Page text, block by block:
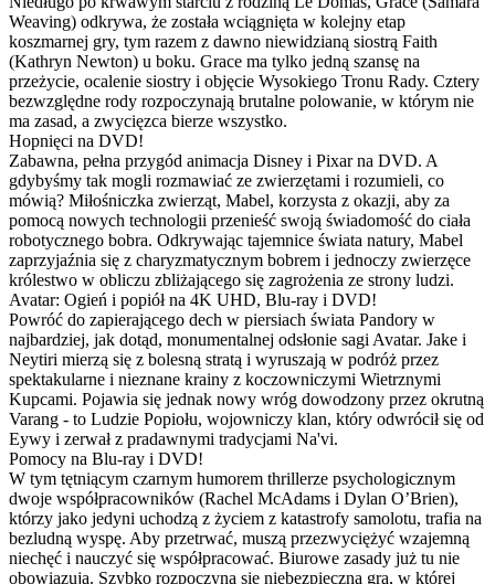
Weaving) odkrywa, że została wciągnięta w kolejny etap
koszmarnej gry, tym razem z dawno niewidzianą siostrą Faith
(Kathryn Newton) u boku. Grace ma tylko jedną szansę na
przeżycie, ocalenie siostry i objęcie Wysokiego Tronu Rady. Cztery
bezwzględne rody rozpoczynają brutalne polowanie, w którym nie
ma zasad, a zwycięzca bierze wszystko.
Hopnięci na DVD!
Zabawna, pełna przygód animacja Disney i Pixar na DVD. A
gdybyśmy tak mogli rozmawiać ze zwierzętami i rozumieli, co
mówią? Miłośniczka zwierząt, Mabel, korzysta z okazji, aby za
pomocą nowych technologii przenieść swoją świadomość do ciała
robotycznego bobra. Odkrywając tajemnice świata natury, Mabel
zaprzyjaźnia się z charyzmatycznym bobrem i jednoczy zwierzęce
królestwo w obliczu zbliżającego się zagrożenia ze strony ludzi.
Avatar: Ogień i popiół na 4K UHD, Blu-ray i DVD!
Powróć do zapierającego dech w piersiach świata Pandory w
najbardziej, jak dotąd, monumentalnej odsłonie sagi Avatar. Jake i
Neytiri mierzą się z bolesną stratą i wyruszają w podróż przez
spektakularne i nieznane krainy z koczowniczymi Wietrznymi
Kupcami. Pojawia się jednak nowy wróg dowodzony przez okrutną
Varang - to Ludzie Popiołu, wojowniczy klan, który odwrócił się od
Eywy i zerwał z pradawnymi tradycjami Na'vi.
Pomocy na Blu-ray i DVD!
W tym tętniącym czarnym humorem thrillerze psychologicznym
dwoje współpracowników (Rachel McAdams i Dylan O’Brien),
którzy jako jedyni uchodzą z życiem z katastrofy samolotu, trafia na
bezludną wyspę. Aby przetrwać, muszą przezwyciężyć wzajemną
niechęć i nauczyć się współpracować. Biurowe zasady już tu nie
obowiązują. Szybko rozpoczyna się niebezpieczna gra, w której